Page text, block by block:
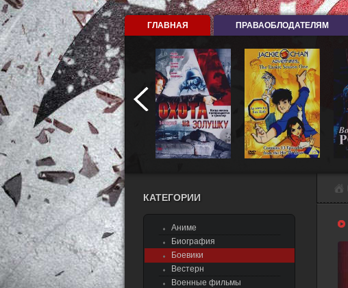
КАТЕГОРИИ
Аниме
Биография
Боевики
Вестерн
Военные фильмы
ГЛАВНАЯ ПРАВАОБЛОДАТЕЛЯМ